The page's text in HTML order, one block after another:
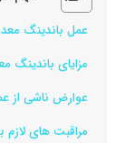
عمل باندینگ
مزایای باندینگ
عوارض ناشی از
مراقبت های لازم